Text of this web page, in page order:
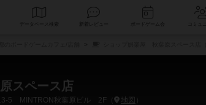
データベース
スペース店
5 MINTRON秋葉原ビル 2F（ 地図 ）